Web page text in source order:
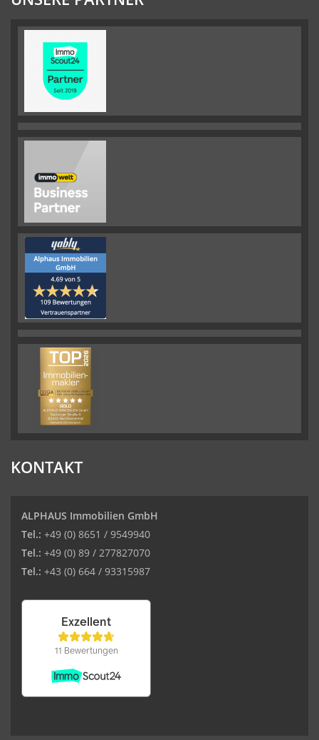
KONTAKT
ALPHAUS Immobilien GmbH
Tel.: +49 (0) 8651 / 9549940
Tel.: +49 (0) 89 / 277827070
Tel.: +43 (0) 664 / 93315987